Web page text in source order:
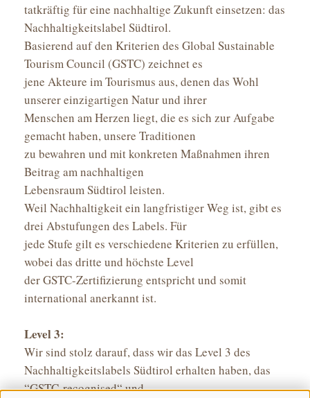
tatkräftig für eine nachhaltige Zukunft einsetzen: das
Nachhaltigkeitslabel Südtirol.
Basierend auf den Kriterien des Global Sustainable
Tourism Council (GSTC) zeichnet es
jene Akteure im Tourismus aus, denen das Wohl
unserer einzigartigen Natur und ihrer
Menschen am Herzen liegt, die es sich zur Aufgabe
gemacht haben, unsere Traditionen
zu bewahren und mit konkreten Maßnahmen ihren
Beitrag am nachhaltigen
Lebensraum Südtirol leisten.
Weil Nachhaltigkeit ein langfristiger Weg ist, gibt es
drei Abstufungen des Labels. Für
jede Stufe gilt es verschiedene Kriterien zu erfüllen,
wobei das dritte und höchste Level
der GSTC-Zertifizierung entspricht und somit
international anerkannt ist.
Level 3:
Wir sind stolz darauf, dass wir das Level 3 des
Nachhaltigkeitslabels Südtirol erhalten haben, das
“GSTC-recognised“ und